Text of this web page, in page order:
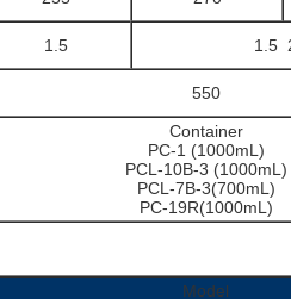
1.5 1.5
550
Container
PC-1 (1000mL)
PCL-10B-3 (1000mL)
PCL-7B-3(700mL)
PC-19R(1000mL)
Model